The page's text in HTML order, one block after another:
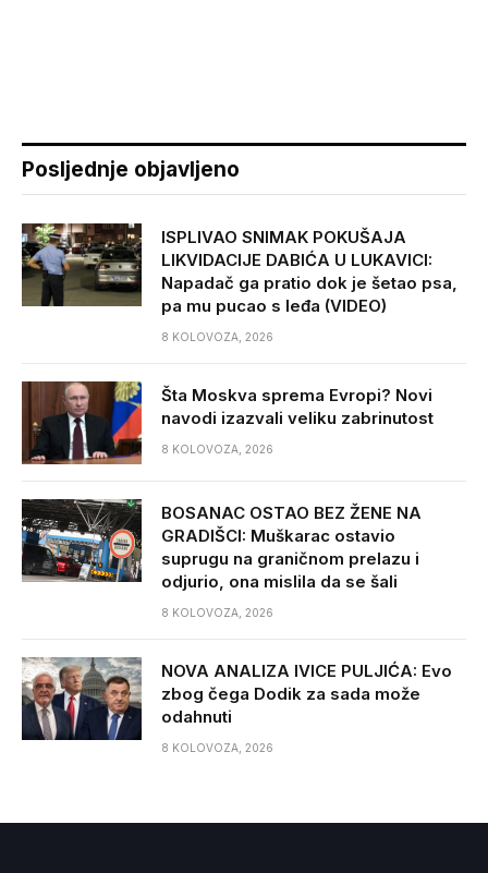
Posljednje objavljeno
ISPLIVAO SNIMAK POKUŠAJA
LIKVIDACIJE DABIĆA U LUKAVICI:
Napadač ga pratio dok je šetao psa,
pa mu pucao s leđa (VIDEO)
8 KOLOVOZA, 2026
Šta Moskva sprema Evropi? Novi
navodi izazvali veliku zabrinutost
8 KOLOVOZA, 2026
BOSANAC OSTAO BEZ ŽENE NA
GRADIŠCI: Muškarac ostavio
suprugu na graničnom prelazu i
odjurio, ona mislila da se šali
8 KOLOVOZA, 2026
NOVA ANALIZA IVICE PULJIĆA: Evo
zbog čega Dodik za sada može
odahnuti
8 KOLOVOZA, 2026